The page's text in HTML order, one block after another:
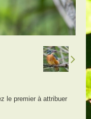
le premier à attribuer